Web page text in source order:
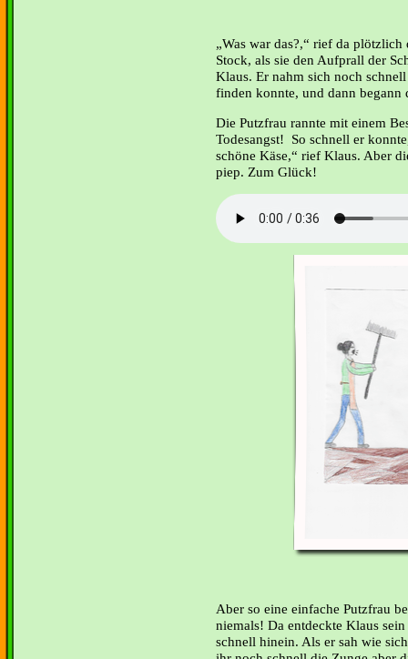
Was war das?,“ rief da plötzlich
Stock, als sie den Aufprall der
Klaus. Er nahm sich noch
finden konnte, und dann begann
Die Putzfrau rannte mit einem
Todesangst! So schnell er
schöne Käse,“ rief Klaus. Aber
piep. Zum Glück!
Aber so eine einfache Putzfrau
niemals! Da entdeckte Klaus
schnell hinein. Als er sah wie